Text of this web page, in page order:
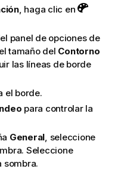
, haga clic en
panel de opciones de
el tamaño del Contorno
las líneas de borde
el borde.
para controlar la
General , seleccione
Seleccione
sombra.